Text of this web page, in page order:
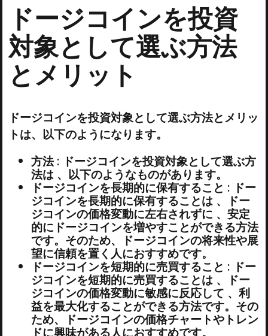
ドージコインを投資
対象として選ぶ方法
とメリット
ドージコインを投資対象として選ぶ方法とメリッ
トは、以下のようになります。
方法 : ドージコインを投資対象として選ぶ方
法は 、以下のようなものがあります。
ドージコインを長期的に保有すること : ドー
ジコインを長期的に保有することは 、ドー
ジコインの価格変動に左右されずに 、安定
的にドージコインを増やすことができる方法
です。そのため、ドージコインの将来性や展
望に信頼を置く人におすすめです。
ドージコインを短期的に売買すること : ドー
ジコインを短期的に売買することは 、ドー
ジコインの価格変動に敏感に反応して 、利
益を最大化することができる方法です。その
ため、ドージコインの価格チャートやトレン
ドに興味がある人におすすめです。